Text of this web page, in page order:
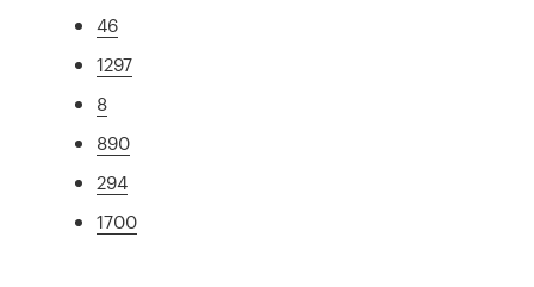
46
1297
8
890
294
1700